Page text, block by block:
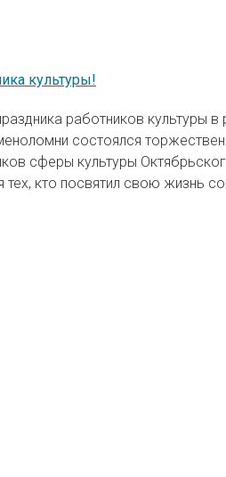
культуры!
работников культуры в
состоялся
сферы культуры
кто посвятил свою жизнь